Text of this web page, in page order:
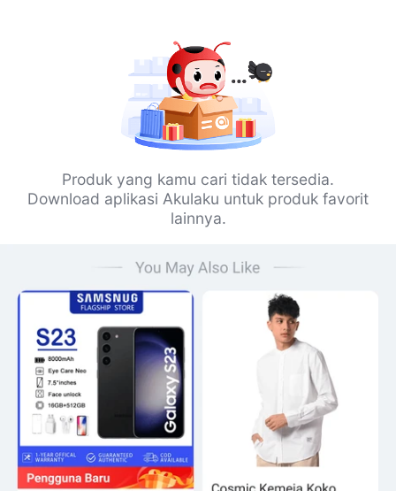
Produk yang kamu cari tidak tersedia.
Download aplikasi Akulaku untuk produk favorit
lainnya.